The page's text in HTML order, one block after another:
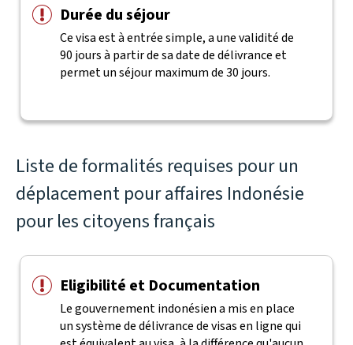
Durée du séjour
Ce visa est à entrée simple, a une validité de
90 jours à partir de sa date de délivrance et
permet un séjour maximum de 30 jours.
Liste de formalités requises pour un
déplacement pour affaires Indonésie
pour les citoyens français
Eligibilité et Documentation
Le gouvernement indonésien a mis en place
un système de délivrance de visas en ligne qui